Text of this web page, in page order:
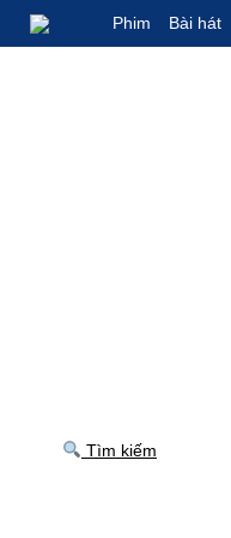
Phim Bài hát
Tìm kiếm